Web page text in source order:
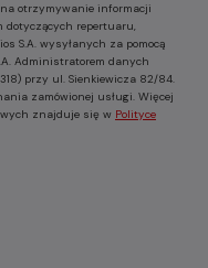
otrzymywanie informacji
dotyczących repertuaru,
S.A. wysyłanych za pomocą
Administratorem danych
przy ul. Sienkiewicza 82/84.
zamówionej usługi. Więcej
znajduje się w Polityce